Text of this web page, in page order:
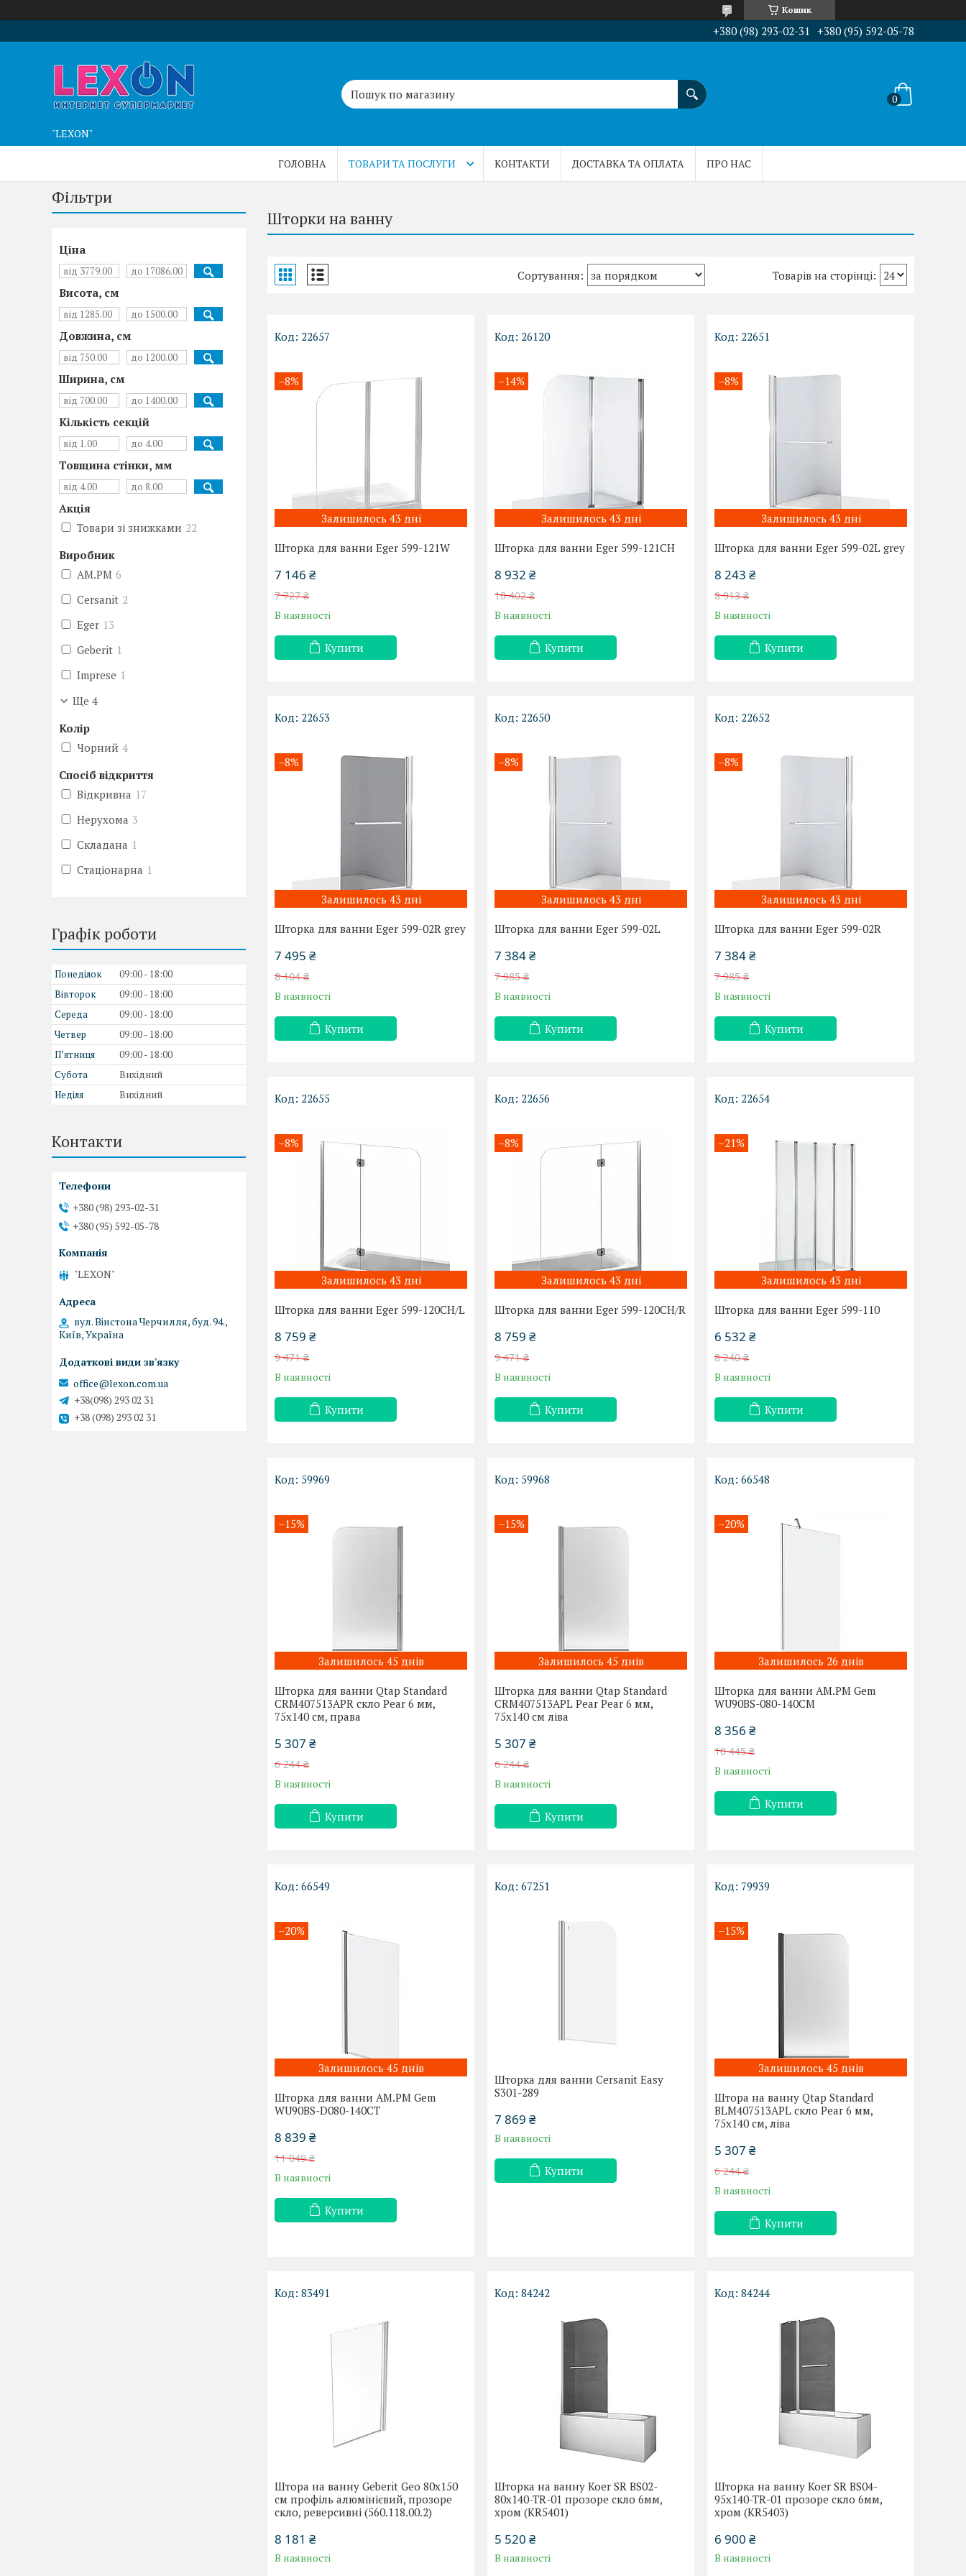
Кошик
+380 (98) 293-02-31 +380 (95) 592-05-78
"LEXON"
ГОЛОВНА ТОВАРИ ТА ПОСЛУГИ КОНТАКТИ ДОСТАВКА ТА ОПЛАТА ПРО НАС
Шторки на ванну
22657
Залишилось 43 дні
–8%
Шторка для ванни Eger 599-121W
7 146 ₴
7 727 ₴
В наявності
Купити
26120
Залишилось 43 дні
–14%
Шторка для ванни Eger 599-121CH
8 932 ₴
10 402 ₴
В наявності
Купити
22651
Залишилось 43 дні
–8%
Шторка для ванни Eger 599-02L grey
8 243 ₴
8 913 ₴
В наявності
Купити
22653
Залишилось 43 дні
–8%
Шторка для ванни Eger 599-02R grey
7 495 ₴
8 104 ₴
В наявності
Купити
22650
Залишилось 43 дні
–8%
Шторка для ванни Eger 599-02L
7 384 ₴
7 985 ₴
В наявності
Купити
22652
Залишилось 43 дні
–8%
Шторка для ванни Eger 599-02R
7 384 ₴
7 985 ₴
В наявності
Купити
22655
Залишилось 43 дні
–8%
Шторка для ванни Eger 599-120CH/L
8 759 ₴
9 471 ₴
В наявності
Купити
22656
Залишилось 43 дні
–8%
Шторка для ванни Eger 599-120CH/R
8 759 ₴
9 471 ₴
В наявності
Купити
22654
Залишилось 43 дні
–21%
Шторка для ванни Eger 599-110
6 532 ₴
8 240 ₴
В наявності
Купити
59969
Залишилось 45 днів
–15%
Шторка для ванни Qtap Standard
CRM407513APR скло Pear 6 мм,
75х140 см, права
5 307 ₴
6 244 ₴
В наявності
Купити
59968
Залишилось 45 днів
–15%
Шторка для ванни Qtap Standard
CRM407513APL Pear Pear 6 мм,
75х140 см ліва
5 307 ₴
6 244 ₴
В наявності
Купити
66548
Залишилось 26 днів
–20%
Шторка для ванни AM.PM Gem
WU90BS-080-140CM
8 356 ₴
10 445 ₴
В наявності
Купити
66549
Залишилось 45 днів
–20%
Шторка для ванни AM.PM Gem
WU90BS-D080-140CT
8 839 ₴
11 049 ₴
В наявності
Купити
67251
Шторка для ванни Cersanit Easy
S301-289
7 869 ₴
В наявності
Купити
79939
Залишилось 45 днів
–15%
Штора на ванну Qtap Standard
BLM407513APL скло Pear 6 мм,
75х140 см, ліва
5 307 ₴
6 244 ₴
В наявності
Купити
83491
Штора на ванну Geberit Geo 80х150
см профіль алюмінієвий, прозоре
скло, реверсивні (560.118.00.2)
8 181 ₴
В наявності
84242
Шторка на ванну Koer SR BS02-
80x140-TR-01 прозоре скло 6мм,
хром (KR5401)
5 520 ₴
В наявності
84244
Шторка на ванну Koer SR BS04-
95x140-TR-01 прозоре скло 6мм,
хром (KR5403)
6 900 ₴
В наявності
Фільтри
Ціна
Висота, cм
Довжина, cм
Ширина, cм
Кількість секцій
Товщина стінки, мм
Акція
Товари зі знижками 22
Виробник
AM.PM 6
Cersanit 2
Eger 13
Geberit 1
Imprese 1
Ще 4
Колір
Чорний 4
Спосіб відкриття
Відкривна 17
Нерухома 3
Складана 1
Стаціонарна 1
Графік роботи
Понеділок 09:00
18:00
Вівторок
09:00
18:00
Середа
09:00
18:00
Четвер
09:00
18:00
Пʼятниця
09:00
18:00
Субота
Вихідний
Неділя
Вихідний
Контакти
+380 (98) 293-02-31
+380 (95) 592-05-78
"LEXON"
вул. Вінстона Черчилля, буд. 94.,
Київ, Україна
office@lexon.com.ua
+38(098) 293 02 31
+38 (098) 293 02 31